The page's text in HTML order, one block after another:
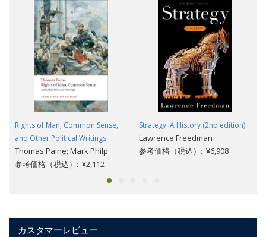
Rights of Man, Common Sense,
and Other Political Writings
Thomas Paine; Mark Philp
参考価格（税込）: ¥2,112
Strategy: A History (2nd edition)
Lawrence Freedman
参考価格（税込）: ¥6,908
カスタマーレビュー